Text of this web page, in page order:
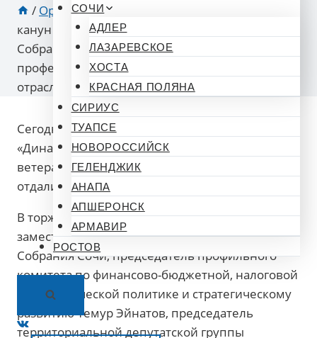
СОЧИ
АДЛЕР
ЛАЗАРЕВСКОЕ
ХОСТА
КРАСНАЯ ПОЛЯНА
СИРИУС
ТУАПСЕ
НОВОРОССИЙСК
ГЕЛЕНДЖИК
АНАПА
АПШЕРОНСК
АРМАВИР
РОСТОВ
/ Органы власти
канун Дня учителя депутаты Городского
Собрания Сочи поздравили с
профессиональным праздником ветеранов
отрасли образования
Сегодня в канун Дня учителя в ресторане
«Династия» состоялось поздравление
ветеранов педагогического труда, которые
отдали профессии не одно десятилетие.
В торжественном приеме приняли участие
заместитель председателя Городского
Собрания Сочи, председатель профильного
комитета по финансово-бюджетной, налоговой
и экономической политике и стратегическому
развитию Темур Эйнатов, председатель
территориальной депутатской группы